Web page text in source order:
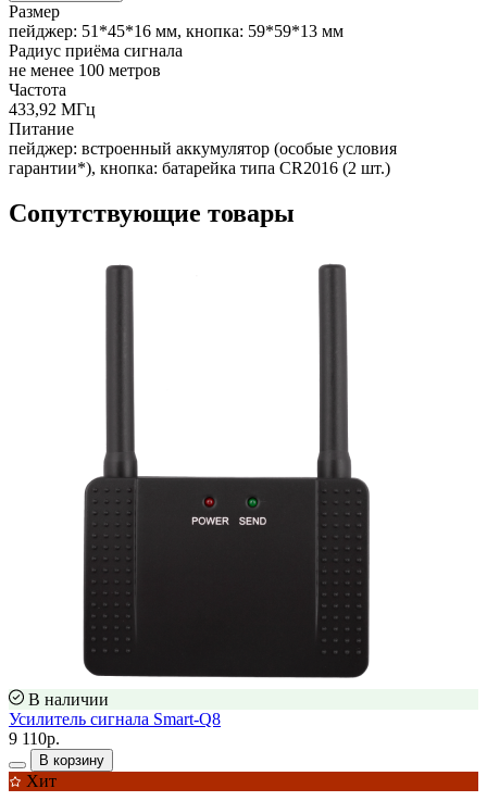
Размер
пейджер: 51*45*16 мм, кнопка: 59*59*13 мм
Радиус приёма сигнала
не менее 100 метров
Частота
433,92 МГц
Питание
пейджер: встроенный аккумулятор (особые условия
гарантии*), кнопка: батарейка типа CR2016 (2 шт.)
Сопутствующие товары
В наличии
Усилитель сигнала Smart-Q8
9 110р.
В корзину
Хит